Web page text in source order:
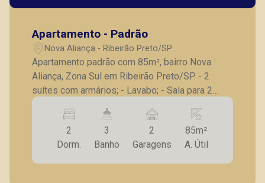
Apartamento - Padrão
Nova Aliança - Ribeirão Preto/SP
Apartamento padrão com 85m², bairro Nova
Aliança, Zona Sul em Ribeirão Preto/SP. - 2
suítes com armários; - Lavabo; - Sala para 2
ambientes; - Varanda gourmet com
churrasqueira, fechada em blindex; - Cozinha
com armários; - Área de serviço; - 2 vagas de
garagem. A Piramid tem como objetivo atender
seus clientes com agilidade e segurança, em
2
Dorm.
3
Banho
2
Garagens
85m²
A. Útil